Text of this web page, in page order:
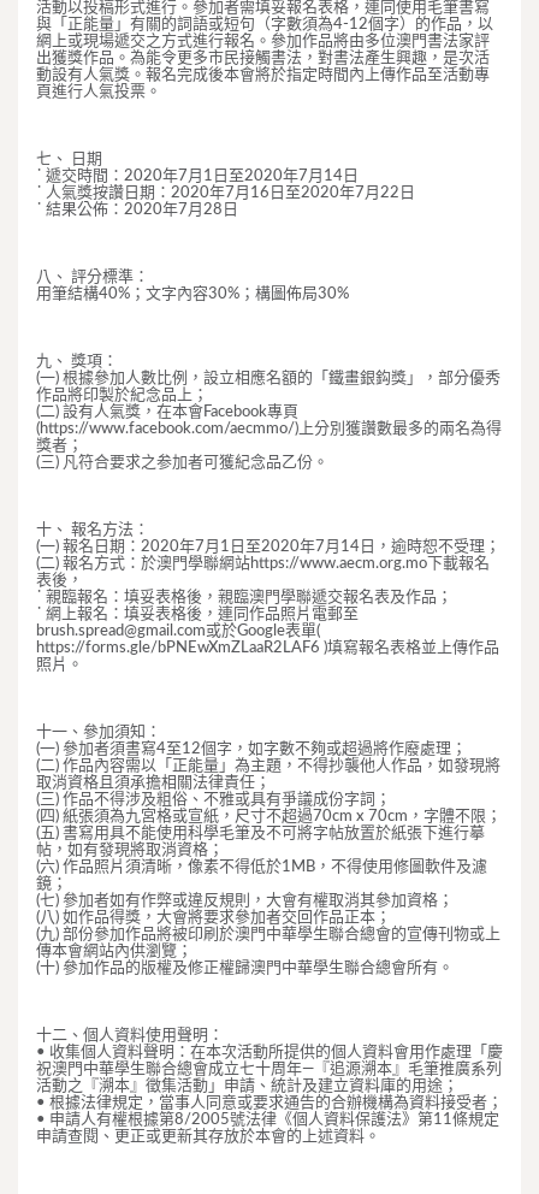
活動以投稿形式進行。參加者需填妥報名表格，連同使用毛筆書寫
與「正能量」有關的詞語或短句（字數須為4-12個字）的作品，以
網上或現場遞交之方式進行報名。參加作品將由多位澳門書法家評
出獲獎作品。為能令更多市民接觸書法，對書法產生興趣，是次活
動設有人氣獎。報名完成後本會將於指定時間內上傳作品至活動專
頁進行人氣投票。
七、 日期
˙ 遞交時間：2020年7月1日至2020年7月14日
˙ 人氣獎按讚日期：2020年7月16日至2020年7月22日
˙ 結果公佈：2020年7月28日
八、 評分標準：
用筆結構40%；文字內容30%；構圖佈局30%
九、 獎項：
(一) 根據參加人數比例，設立相應名額的「鐵畫銀鈎獎」，部分優秀
作品將印製於紀念品上；
(二) 設有人氣獎，在本會Facebook專頁
(https://www.facebook.com/aecmmo/)上分別獲讚數最多的兩名為得
獎者；
(三) 凡符合要求之参加者可獲紀念品乙份。
十、 報名方法：
(一) 報名日期：2020年7月1日至2020年7月14日，逾時恕不受理；
(二) 報名方式：於澳門學聯網站https://www.aecm.org.mo下載報名
表後，
˙ 親臨報名：填妥表格後，親臨澳門學聯遞交報名表及作品；
˙ 網上報名：填妥表格後，連同作品照片電郵至
brush.spread@gmail.com或於Google表單(
https://forms.gle/bPNEwXmZLaaR2LAF6 )填寫報名表格並上傳作品
照片。
十一、參加須知：
(一) 參加者須書寫4至12個字，如字數不夠或超過將作廢處理；
(二) 作品內容需以「正能量」為主題，不得抄襲他人作品，如發現將
取消資格且須承擔相關法律責任；
(三) 作品不得涉及粗俗、不雅或具有爭議成份字詞；
(四) 紙張須為九宮格或宣紙，尺寸不超過70cm x 70cm，字體不限；
(五) 書寫用具不能使用科學毛筆及不可將字帖放置於紙張下進行摹
帖，如有發現將取消資格；
(六) 作品照片須清晰，像素不得低於1MB，不得使用修圖軟件及濾
鏡；
(七) 參加者如有作弊或違反規則，大會有權取消其參加資格；
(八) 如作品得獎，大會將要求參加者交回作品正本；
(九) 部份參加作品將被印刷於澳門中華學生聯合總會的宣傳刊物或上
傳本會網站內供瀏覽；
(十) 參加作品的版權及修正權歸澳門中華學生聯合總會所有。
十二、個人資料使用聲明：
• 收集個人資料聲明：在本次活動所提供的個人資料會用作處理「慶
祝澳門中華學生聯合總會成立七十周年—『追源溯本』毛筆推廣系列
活動之『溯本』徵集活動」申請、統計及建立資料庫的用途；
• 根據法律規定，當事人同意或要求通告的合辦機構為資料接受者；
• 申請人有權根據第8/2005號法律《個人資料保護法》第11條規定
申請查閱、更正或更新其存放於本會的上述資料。